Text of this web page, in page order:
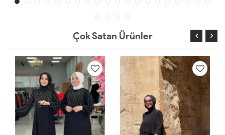
Çok Satan Ürünler